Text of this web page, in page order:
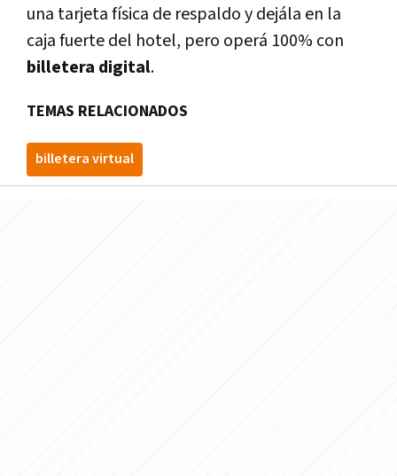
una tarjeta física de respaldo y dejála en la
caja fuerte del hotel, pero operá 100% con
billetera digital.
TEMAS RELACIONADOS
billetera virtual